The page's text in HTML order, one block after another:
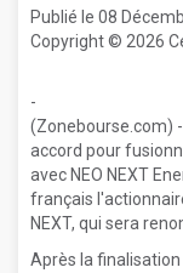
Publié le 08
Copyright © 2026
-
(Zonebourse.com)
accord pour
avec NEO NEXT
français
NEXT, qui sera
Après la